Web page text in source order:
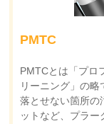
PMTC
PMTCとは「プロ
リーニング」の
落とせない箇所の
ットなど、プラー